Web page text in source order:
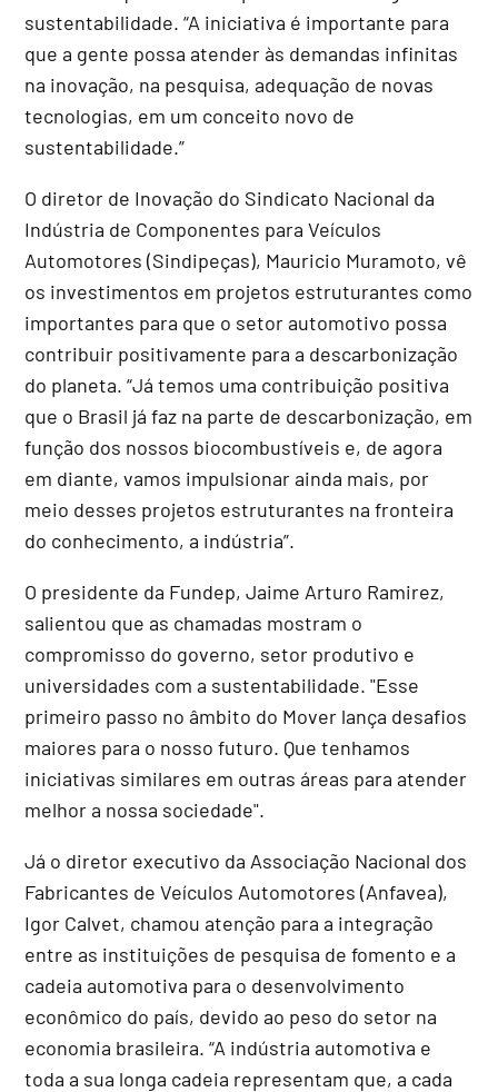
sustentabilidade. “A iniciativa é importante para
que a gente possa atender às demandas infinitas
na inovação, na pesquisa, adequação de novas
tecnologias, em um conceito novo de
sustentabilidade.”
O diretor de Inovação do Sindicato Nacional da
Indústria de Componentes para Veículos
Automotores (Sindipeças), Mauricio Muramoto, vê
os investimentos em projetos estruturantes como
importantes para que o setor automotivo possa
contribuir positivamente para a descarbonização
do planeta. “Já temos uma contribuição positiva
que o Brasil já faz na parte de descarbonização, em
função dos nossos biocombustíveis e, de agora
em diante, vamos impulsionar ainda mais, por
meio desses projetos estruturantes na fronteira
do conhecimento, a indústria”.
O presidente da Fundep, Jaime Arturo Ramirez,
salientou que as chamadas mostram o
compromisso do governo, setor produtivo e
universidades com a sustentabilidade. "Esse
primeiro passo no âmbito do Mover lança desafios
maiores para o nosso futuro. Que tenhamos
iniciativas similares em outras áreas para atender
melhor a nossa sociedade".
Já o diretor executivo da Associação Nacional dos
Fabricantes de Veículos Automotores (Anfavea),
Igor Calvet, chamou atenção para a integração
entre as instituições de pesquisa de fomento e a
cadeia automotiva para o desenvolvimento
econômico do país, devido ao peso do setor na
economia brasileira. “A indústria automotiva e
toda a sua longa cadeia representam que, a cada